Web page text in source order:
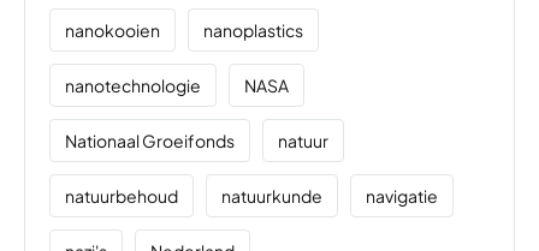
nanokooien nanoplastics
nanotechnologie NASA
Nationaal Groeifonds natuur
natuurbehoud natuurkunde navigatie